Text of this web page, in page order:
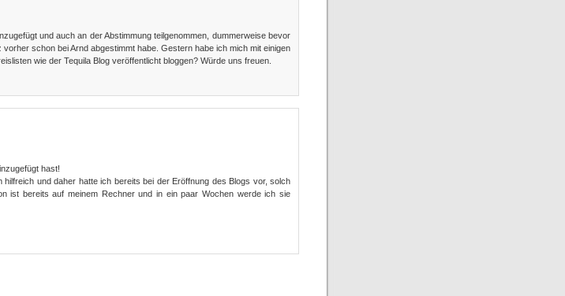
und auch an der Abstimmung teilgenommen, dummerweise bevor
schon bei Arnd abgestimmt habe. Gestern habe ich mich mit einigen
wie der Tequila Blog veröffentlicht bloggen? Würde uns freuen.
hast!
und daher hatte ich bereits bei der Eröffnung des Blogs vor, solch
ist bereits auf meinem Rechner und in ein paar Wochen werde ich sie